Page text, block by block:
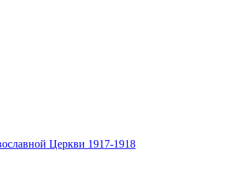
Церкви 1917-1918